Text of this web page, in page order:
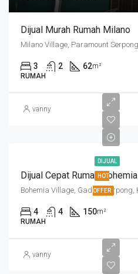
Dijual Murah Rumah Milano
3 2 62m²
RUMAH
vanny
DIJUAL
HOT
OFFER
Dijual Cepat Rumah Bohemia
4 4 150m²
RUMAH
vanny